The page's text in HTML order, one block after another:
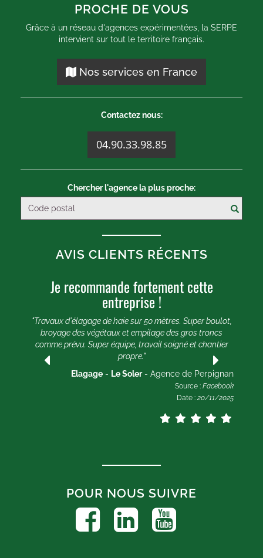
PROCHE DE VOUS
Grâce à un réseau d'agences expérimentées, la SERPE
intervient sur tout le territoire français.
Nos services en France
Contactez nous:
04.90.33.98.85
Chercher l'agence la plus proche:
AVIS CLIENTS RÉCENTS
Je recommande fortement cette
entreprise !
"Travaux d'élagage de haie sur 50 mètres. Super boulot,
broyage des végétaux et empilage des gros troncs
comme prévu. Super équipe, travail soigné et chantier
propre."
Elagage - Le Soler- Agence de Perpignan
Source : Facebook
Date : 20/11/2025
POUR NOUS SUIVRE